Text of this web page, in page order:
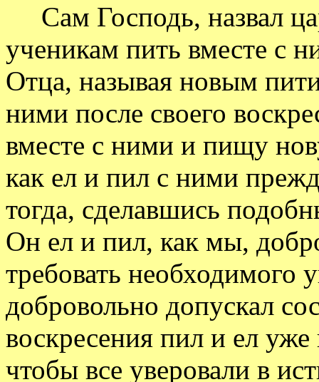
Сам Господь, назвал
ученикам пить вместе с
Отца, называя новым
ними после своего
вместе с ними и пищу
как ел и пил с ними
тогда, сделавшись
Он ел и пил, как мы,
требовать необходимого
добровольно допускал
воскресения пил и ел
чтобы все уверовали в